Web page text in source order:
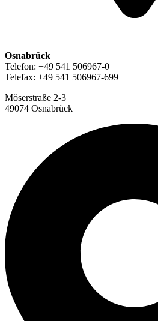
Osnabrück
Telefon: +49 541 506967-0
Telefax: +49 541 506967-699
Möserstraße 2-3
49074 Osnabrück